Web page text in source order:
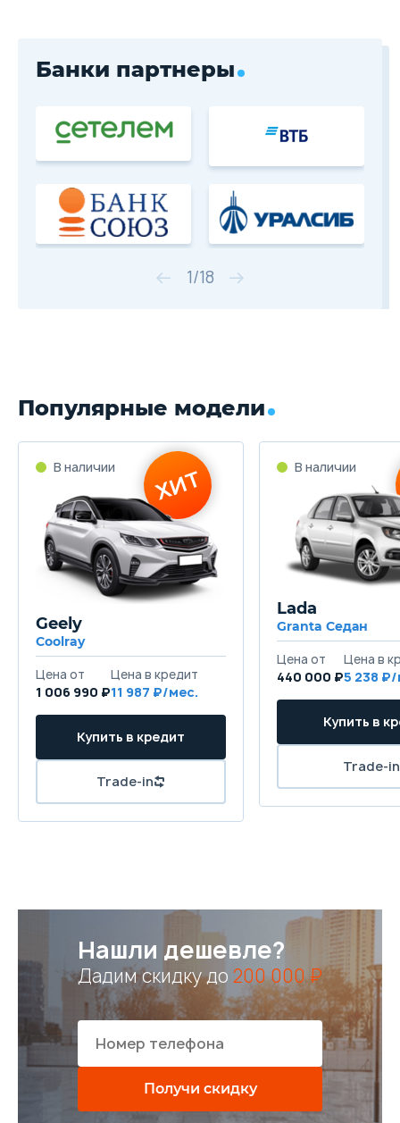
Банки партнеры
1/18
Популярные модели
Geely
Coolray
1 006 990 ₽11 987
Lada
Granta Седан
440 000 ₽5 238
Нашли дешевле?
Дадим скидку до 200 000 ₽
Получи скидку